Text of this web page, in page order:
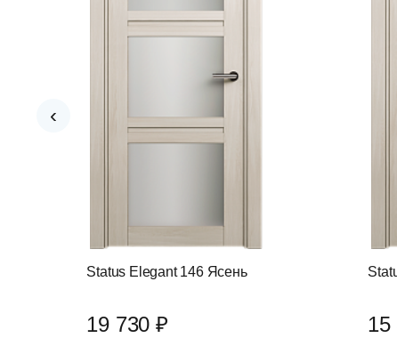
Status Elegant 146 Ясень
19 730 ₽ 15
‹